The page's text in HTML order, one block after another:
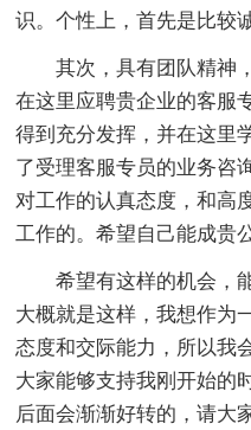
识。个性上，首先是比较
其次，具有团队精神
在这里应聘贵企业的客服
得到充分发挥，并在这里
了受理客服专员的业务咨
对工作的认真态度，和高
工作的。希望自己能成贵
希望有这样的机会，
大概就是这样，我想作为
态度和交际能力，所以我
大家能够支持我刚开始的
后面会渐渐好转的，请大